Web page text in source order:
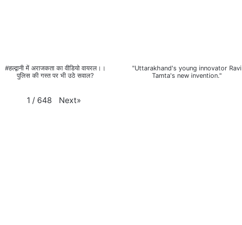
#हल्द्वानी में अराजकता का वीडियो वायरल।।
पुलिस की गस्त पर भी उठे सवाल?
"Uttarakhand's young innovator Ravi
Tamta's new invention."
1 / 648 Next»